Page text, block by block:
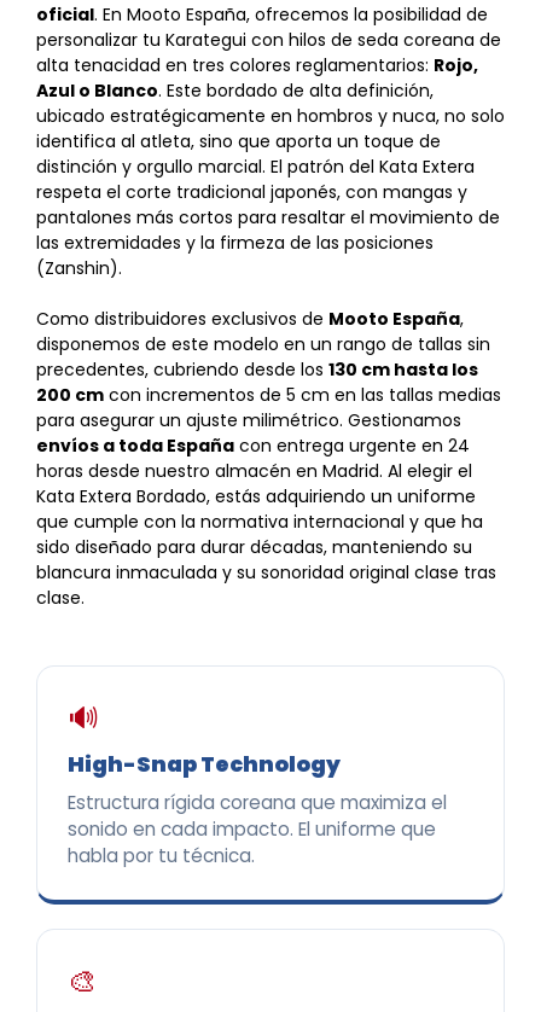
oficial. En Mooto España, ofrecemos la posibilidad de
personalizar tu Karategui con hilos de seda coreana de
alta tenacidad en tres colores reglamentarios: Rojo,
Azul o Blanco. Este bordado de alta definición,
ubicado estratégicamente en hombros y nuca, no solo
identifica al atleta, sino que aporta un toque de
distinción y orgullo marcial. El patrón del Kata Extera
respeta el corte tradicional japonés, con mangas y
pantalones más cortos para resaltar el movimiento de
las extremidades y la firmeza de las posiciones
(Zanshin).
Como distribuidores exclusivos de Mooto España,
disponemos de este modelo en un rango de tallas sin
precedentes, cubriendo desde los 130 cm hasta los
200 cm con incrementos de 5 cm en las tallas medias
para asegurar un ajuste milimétrico. Gestionamos
envíos a toda España con entrega urgente en 24
horas desde nuestro almacén en Madrid. Al elegir el
Kata Extera Bordado, estás adquiriendo un uniforme
que cumple con la normativa internacional y que ha
sido diseñado para durar décadas, manteniendo su
blancura inmaculada y su sonoridad original clase tras
clase.
🔊
High-Snap Technology
Estructura rígida coreana que maximiza el
sonido en cada impacto. El uniforme que
habla por tu técnica.
🎨